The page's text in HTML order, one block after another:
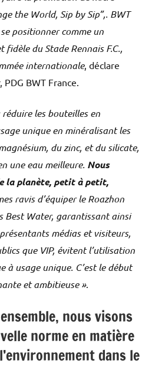
the World, Sip by Sip”,. BWT
positionner comme un
du Stade Rennais F.C.,
internationale, déclare
BWT France.
les bouteilles en
unique en minéralisant les
du zinc, et du silicate,
une eau meilleure. Nous
la planète, petit à petit,
ravis d’équiper le Roazhon
Best Water, garantissant ainsi
médias et visiteurs,
que VIP, évitent l’utilisation
à usage unique. C’est le début
et ambitieuse ».
nous visons
norme en matière
dans le